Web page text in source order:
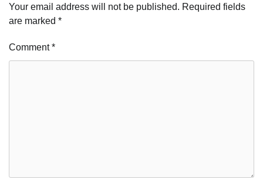
Your email address will not be published. Required fields
are marked *
Comment*